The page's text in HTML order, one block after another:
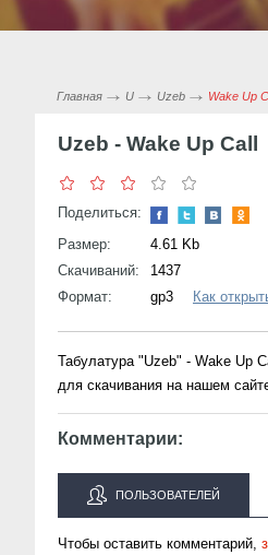
Главная U Uzeb Wake Up
Uzeb - Wake Up Call
Поделиться:
Размер:
4.61 Kb
Скачиваний:
1437
Формат:
gp3 Как
Табулатура "Uzeb" - Wake Up
для скачивания на нашем
Комментарии:
ПОЛЬЗОВАТЕЛЕЙ
Чтобы оставить комментарий,